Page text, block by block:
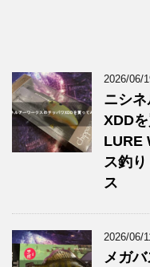
2026/06/
ニシ
XDD
LURE
ス釣
ス
2026/06/
メガ